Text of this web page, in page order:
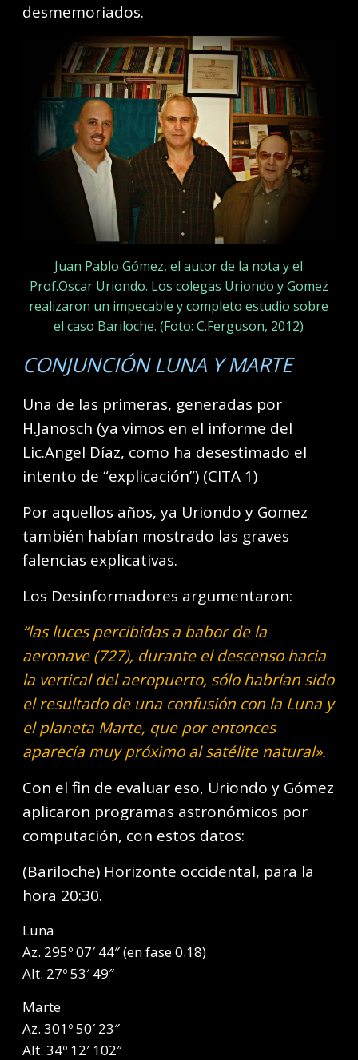
desmemoriados.
Juan Pablo Gómez, el autor de la nota y el
Prof.Oscar Uriondo. Los colegas Uriondo y Gomez
realizaron un impecable y completo estudio sobre
el caso Bariloche. (Foto: C.Ferguson, 2012)
CONJUNCIÓN LUNA Y MARTE
Una de las primeras, generadas por
H.Janosch (ya vimos en el informe del
Lic.Angel Díaz, como ha desestimado el
intento de “explicación”) (CITA 1)
Por aquellos años, ya Uriondo y Gomez
también habían mostrado las graves
falencias explicativas.
Los Desinformadores argumentaron:
“las luces percibidas a babor de la
aeronave (727), durante el descenso hacia
la vertical del aeropuerto, sólo habrían sido
el resultado de una confusión con la Luna y
el planeta Marte, que por entonces
aparecía muy próximo al satélite natural».
Con el fin de evaluar eso, Uriondo y Gómez
aplicaron programas astronómicos por
computación, con estos datos:
(Bariloche) Horizonte occidental, para la
hora 20:30.
Luna
Az. 295º 07′ 44″ (en fase 0.18)
Alt. 27º 53′ 49″
Marte
Az. 301º 50′ 23″
Alt. 34º 12′ 102″